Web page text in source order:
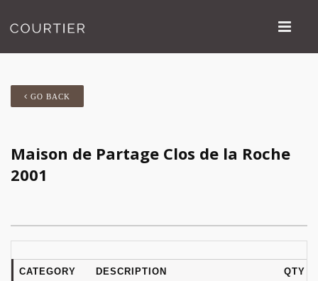
GO BACK
Maison de Partage Clos de la Roche
2001
CATEGORY DESCRIPTION QTY